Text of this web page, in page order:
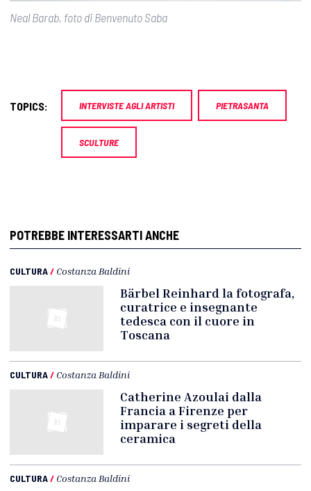
Neal Barab, foto di Benvenuto Saba
TOPICS: INTERVISTE AGLI ARTISTI PIETRASANTA
SCULTURE
POTREBBE INTERESSARTI ANCHE
CULTURA/ Costanza Baldini
Bärbel Reinhard la fotografa,
curatrice e insegnante
tedesca con il cuore in
Toscana
CULTURA/ Costanza Baldini
Catherine Azoulai dalla
Francia a Firenze per
imparare i segreti della
ceramica
CULTURA/ Costanza Baldini